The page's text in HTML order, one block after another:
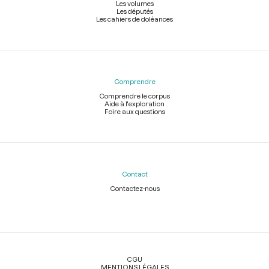
Les volumes
Les députés
Les cahiers de doléances
Comprendre
Comprendre le corpus
Aide à l'exploration
Foire aux questions
Contact
Contactez-nous
Légal
CGU
MENTIONS LÉGALES